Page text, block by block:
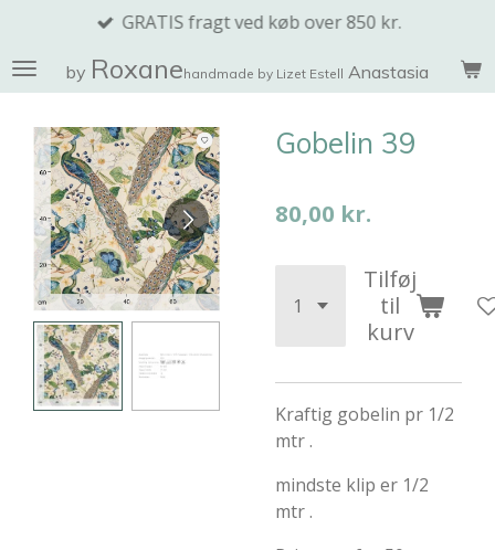
hovedindhold
by Roxanehandmade by Lizet Estell Anastasia
GRATIS fragt ved køb over 850 kr.
Gobelin 39
80,00 kr.
Tilføj
til
kurv
Kraftig gobelin pr 1/2
mtr .
mindste klip er 1/2
mtr .